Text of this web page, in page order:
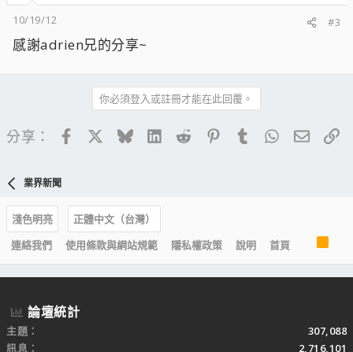
10/19/12
#3
感謝adrien兄的分享~
你必須登入或註冊才能在此回覆。
分享： FacebookBlueskyLinkedIn
Reddit PinterestTumblrWhatsApp
電子
業界新聞
淺色明亮
正體中文（台灣）
連絡我們
使用條款與網站規範 隱私權政策 說明 首頁
S
論壇統計
主題
307,088
訊息
2,716,101